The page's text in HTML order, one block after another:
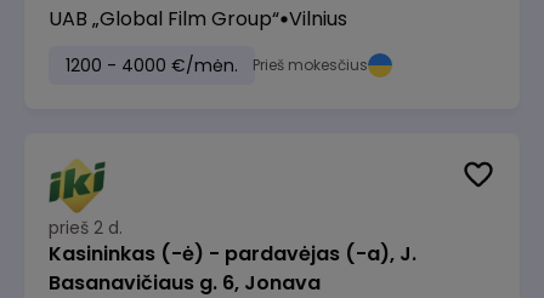
UAB „Global Film Group“ Vilnius
1200 - 4000 €/mėn. Prieš mokesčius
prieš 2 d.
Kasininkas (-ė) - pardavėjas (-a), J.
Basanavičiaus g. 6, Jonava